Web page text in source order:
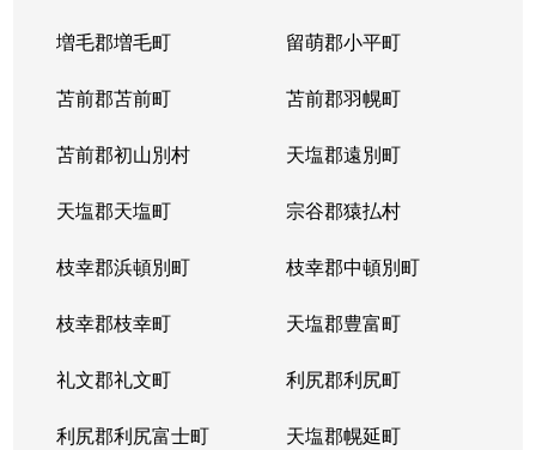
増毛郡増毛町 留萌郡小平町
苫前郡苫前町 苫前郡羽幌町
苫前郡初山別村 天塩郡遠別町
天塩郡天塩町 宗谷郡猿払村
枝幸郡浜頓別町 枝幸郡中頓別町
枝幸郡枝幸町 天塩郡豊富町
礼文郡礼文町 利尻郡利尻町
利尻郡利尻富士町 天塩郡幌延町